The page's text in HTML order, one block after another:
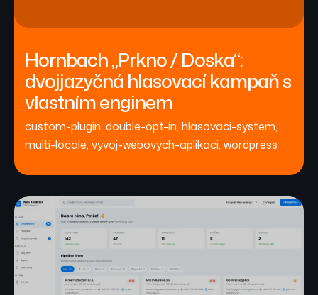
Hornbach „Prkno / Doska“:
dvojjazyčná hlasovací kampaň s
vlastním enginem
custom-plugin, double-opt-in, hlasovaci-system,
multi-locale, vyvoj-webovych-aplikaci, wordpress